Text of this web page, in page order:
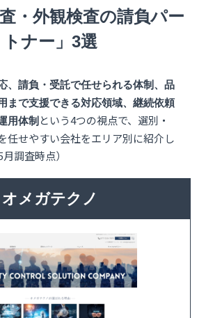
査・外観検査の請負パー
トナー」3選
、請負・受託で任せられる体制、品
まで支援できる対応領域、継続依頼
用体制という4つの視点で、選別・
任せやすい会社をエリア別に紹介し
調査時点）
オメガテクノ